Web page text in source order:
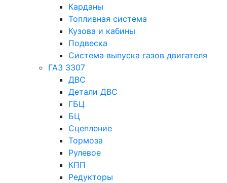
Карданы
Топливная система
Кузова и кабины
Подвеска
Система выпуска газов двигателя
ГАЗ 3307
ДВС
Детали ДВС
ГБЦ
БЦ
Сцепление
Тормоза
Рулевое
КПП
Редукторы